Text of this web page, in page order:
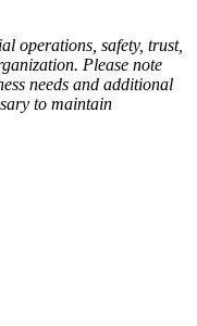
operations, safety, trust,
Please note
needs and additional
to maintain